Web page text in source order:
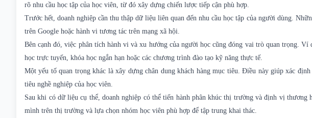
rõ nhu cầu học tập của học viên, từ đó xây dựng chiến lược tiếp cận phù hợp.
Trước hết, doanh nghiệp cần thu thập dữ liệu liên quan đến nhu cầu học tập của người dùng.
trên Google hoặc hành vi tương tác trên mạng xã hội.
Bên cạnh đó, việc phân tích hành vi và xu hướng của người học cũng đóng vai trò quan trọng.
học trực tuyến, khóa học ngắn hạn hoặc các chương trình đào tạo kỹ năng thực tế.
Một yếu tố quan trọng khác là xây dựng chân dung khách hàng mục tiêu. Điều này giúp xác
tiêu nghề nghiệp của học viên.
Sau khi có dữ liệu cụ thể, doanh nghiệp có thể tiến hành phân khúc thị trường và định vị
mình trên thị trường và lựa chọn nhóm học viên phù hợp để tập trung khai thác.